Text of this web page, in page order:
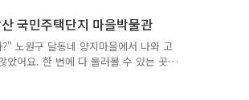
분이 잡담하는 소리가 들렸어요. 오
기하고 계셨어요. 종로구 이화동은 서
두 번째 낙후된 동네에요. 첫 번째는
국민주택단지 마을박물관
노원구 달동네 양지마을에서 나와 고
았어요. 한 번에 다 둘러볼 수 있는 곳
버렸어요. 석양이 비추어 붉어지고 있
다 하며 돌아다녔기 때문에 피곤하기